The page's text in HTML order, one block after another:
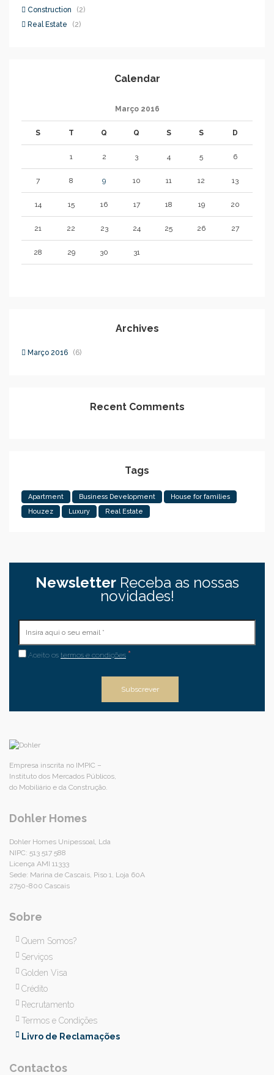
Construction
(2)
Real Estate
(2)
Calendar
Março 2016
S T Q Q S S D
1 2 3 4 5 6
7 8 9 10 11 12 13
14 15 16 17 18 19 20
21 22 23 24 25 26 27
28 29 30 31
Archives
Março 2016 (6)
Recent Comments
Tags
Apartment Business Development
House for families
Houzez
Luxury Real Estate
NewsletterReceba as nossas
novidades!
Aceito os termos e condições *
Empresa inscrita no IMPIC –
Instituto dos Mercados Públicos,
do Mobiliário e da Construção.
Dohler Homes
Dohler Homes Unipessoal, Lda
NIPC: 513 517 588
Licença AMI 11333
Sede: Marina de Cascais, Piso 1, Loja 60A
2750-800 Cascais
Sobre
Quem Somos?
Serviços
Golden Visa
Crédito
Recrutamento
Termos e Condições
Livro de Reclamações
Contactos